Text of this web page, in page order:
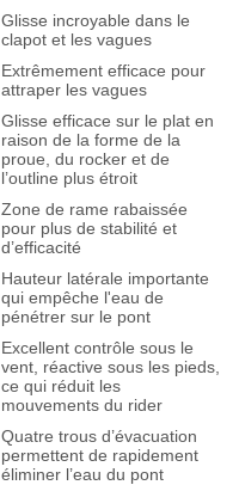
Glisse incroyable dans le
clapot et les vagues
Extrêmement efficace pour
attraper les vagues
Glisse efficace sur le plat en
raison de la forme de la
proue, du rocker et de
l’outline plus étroit
Zone de rame rabaissée
pour plus de stabilité et
d’efficacité
Hauteur latérale importante
qui empêche l'eau de
pénétrer sur le pont
Excellent contrôle sous le
vent, réactive sous les pieds,
ce qui réduit les
mouvements du rider
Quatre trous d’évacuation
permettent de rapidement
éliminer l’eau du pont